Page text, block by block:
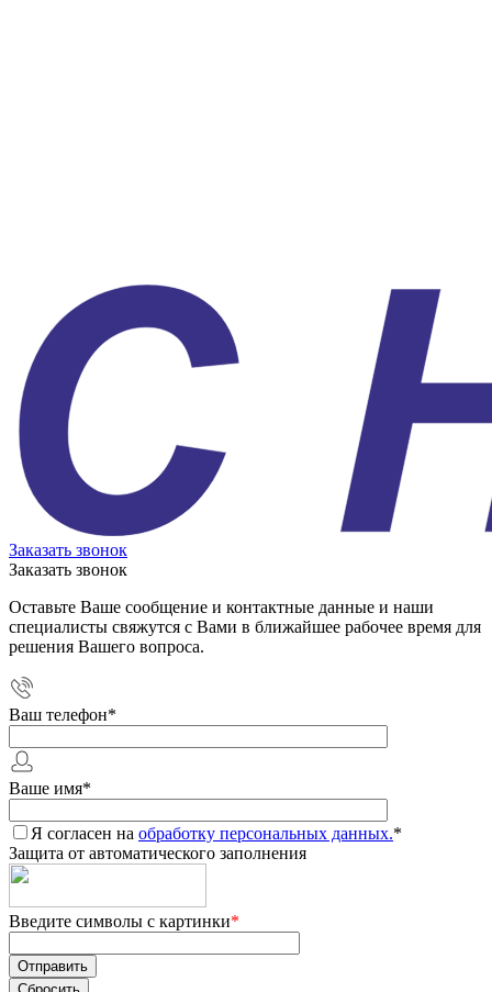
Заказать звонок
Заказать звонок
Оставьте Ваше сообщение и контактные данные и наши
специалисты свяжутся с Вами в ближайшее рабочее время для
решения Вашего вопроса.
Ваш телефон*
Ваше имя*
Я согласен на обработку персональных данных.*
Защита от автоматического заполнения
Введите символы с картинки*